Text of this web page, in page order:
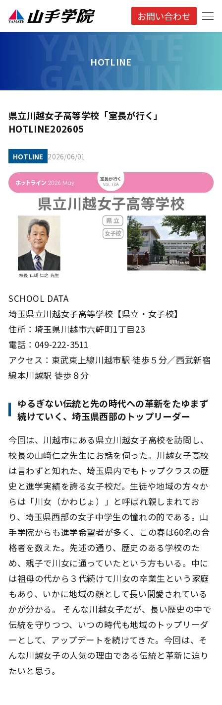
お問い合わせ
HOTLINE
県立川越女子高等学校「室長が行く」
HOTLINE202605
HOTLINE 2026/06/01
SCHOOL DATA
埼玉県立川越女子高等学校【県立・女子校】
住所：埼玉県川越市六軒町1丁目23
電話：049-222-3511
アクセス：東武東上線川越市駅 徒歩５分／西武新宿
線本川越駅 徒歩８分
ゆるぎない伝統と先の時代への革新をたゆまず
続けていく、埼玉県西部のトップリーダー
今回は、川越市にある県立川越女子高校を訪問し、
校長の山﨑仁之先生にお話を伺った。川越女子高校
は言わずと知れた、埼玉県内でもトップクラスの歴
史と進学実績を誇る女子校だ。生徒や地域の方々か
らは「川女（かわじょ）」と呼ばれ親しまれてお
り、埼玉県西部の女子中学生の憧れの的である。山
手学院からも進学希望者が多く、この春は60名の合
格者を数えた。先述の通り、歴史のある学校のた
め、親子で川女に通っていたという方もいる。中に
は祖母の代から３代続けて川女の卒業生という家庭
もあり、いかに地域の顔として長い間愛されている
かが分かる。 そんな川越女子だが、長い歴史の中で
伝統を守りつつ、いつの時代も地域のトップリーダ
ーとして、アップデートを続けてきた。今回は、そ
んな川越女子の人気の理由である伝統と革新に迫り
たいと思う。